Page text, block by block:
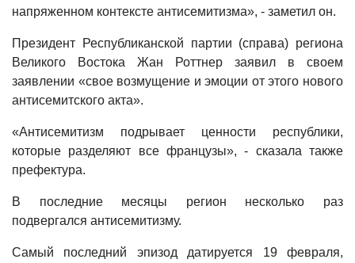
напряженном контексте антисемитизма», - заметил он.
Президент Республиканской партии (справа) региона
Великого Востока Жан Роттнер заявил в своем
заявлении «свое возмущение и эмоции от этого нового
антисемитского акта».
«Антисемитизм подрывает ценности республики,
которые разделяют все французы», - сказала также
префектура.
В последние месяцы регион несколько раз
подвергался антисемитизму.
Самый последний эпизод датируется 19 февраля,